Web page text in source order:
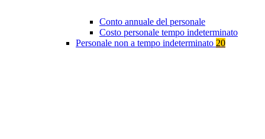
Conto annuale del personale
Costo personale tempo indeterminato
Personale non a tempo indeterminato 20